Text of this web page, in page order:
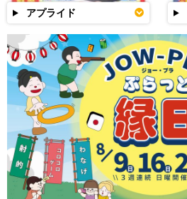
アプライド